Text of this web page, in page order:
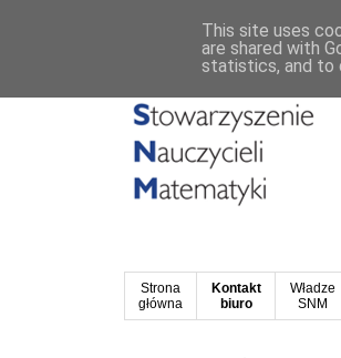
Strona
główna
Kontakt
biuro
Władze
SNM
This site uses
are shared with
statistics, and to